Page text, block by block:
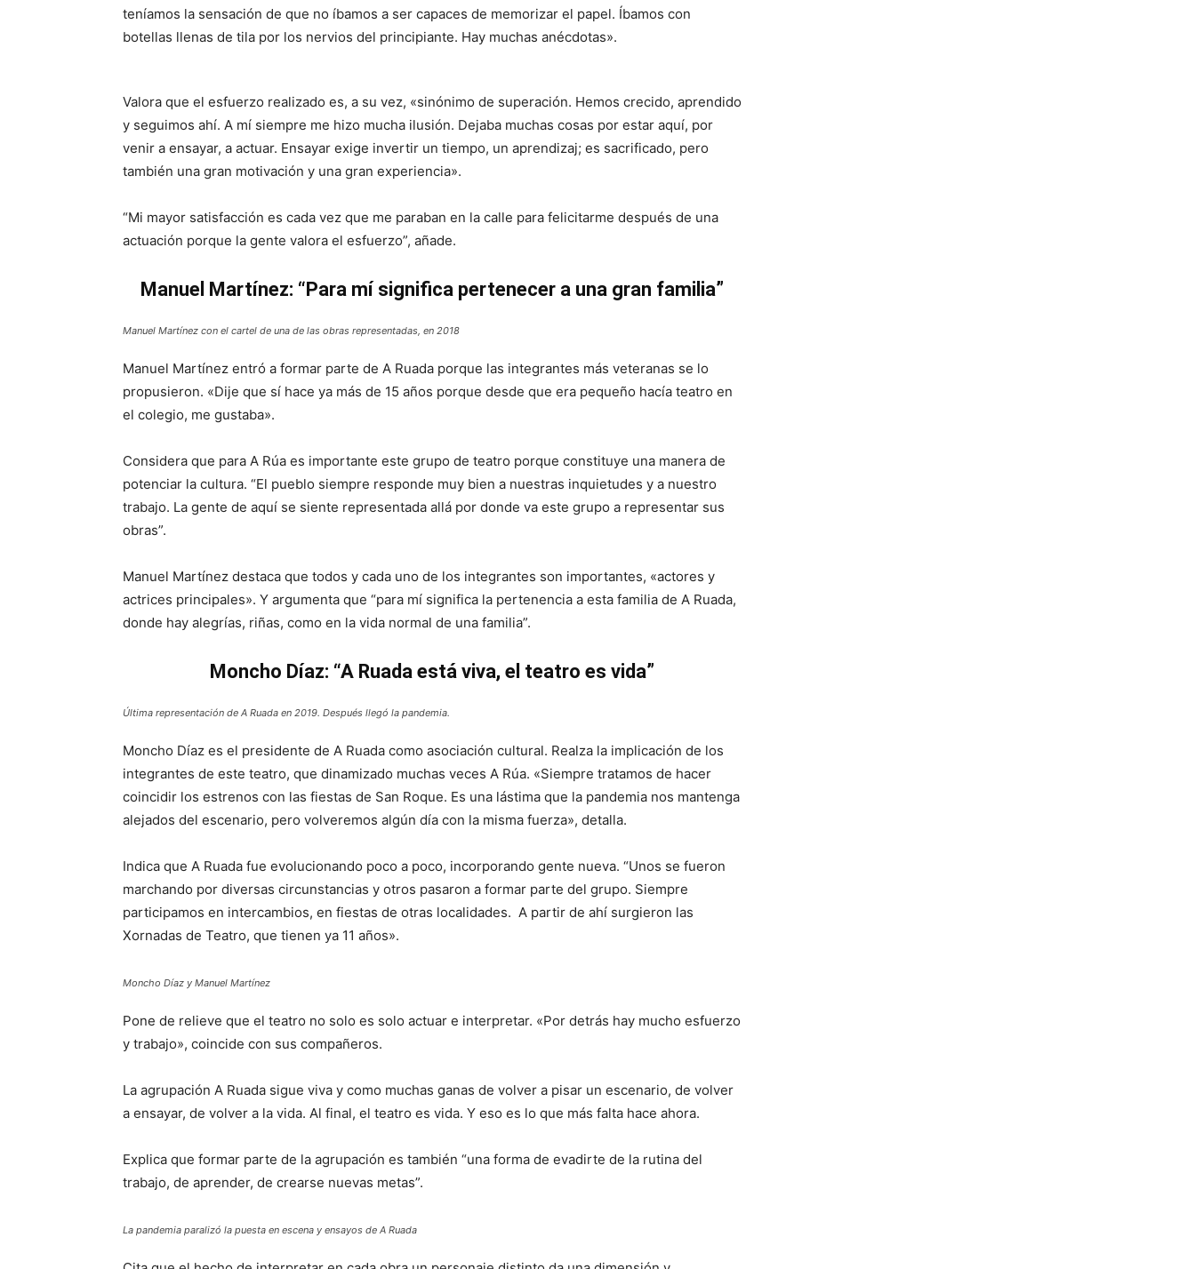
teníamos la sensación de que no íbamos a ser capaces de memorizar el papel. Íbamos con
botellas llenas de tila por los nervios del principiante. Hay muchas anécdotas».
Valora que el esfuerzo realizado es, a su vez, «sinónimo de superación. Hemos crecido, aprendido
y seguimos ahí. A mí siempre me hizo mucha ilusión. Dejaba muchas cosas por estar aquí, por
venir a ensayar, a actuar. Ensayar exige invertir un tiempo, un aprendizaj; es sacrificado, pero
también una gran motivación y una gran experiencia».
“Mi mayor satisfacción es cada vez que me paraban en la calle para felicitarme después de una
actuación porque la gente valora el esfuerzo”, añade.
Manuel Martínez: “Para mí significa pertenecer a una gran familia”
Manuel Martínez con el cartel de una de las obras representadas, en 2018
Manuel Martínez entró a formar parte de A Ruada porque las integrantes más veteranas se lo
propusieron. «Dije que sí hace ya más de 15 años porque desde que era pequeño hacía teatro en
el colegio, me gustaba».
Considera que para A Rúa es importante este grupo de teatro porque constituye una manera de
potenciar la cultura. “El pueblo siempre responde muy bien a nuestras inquietudes y a nuestro
trabajo. La gente de aquí se siente representada allá por donde va este grupo a representar sus
obras”.
Manuel Martínez destaca que todos y cada uno de los integrantes son importantes, «actores y
actrices principales». Y argumenta que “para mí significa la pertenencia a esta familia de A Ruada,
donde hay alegrías, riñas, como en la vida normal de una familia”.
Moncho Díaz: “A Ruada está viva, el teatro es vida”
Última representación de A Ruada en 2019. Después llegó la pandemia.
Moncho Díaz es el presidente de A Ruada como asociación cultural. Realza la implicación de los
integrantes de este teatro, que dinamizado muchas veces A Rúa. «Siempre tratamos de hacer
coincidir los estrenos con las fiestas de San Roque. Es una lástima que la pandemia nos mantenga
alejados del escenario, pero volveremos algún día con la misma fuerza», detalla.
Indica que A Ruada fue evolucionando poco a poco, incorporando gente nueva. “Unos se fueron
marchando por diversas circunstancias y otros pasaron a formar parte del grupo. Siempre
participamos en intercambios, en fiestas de otras localidades. A partir de ahí surgieron las
Xornadas de Teatro, que tienen ya 11 años».
Moncho Díaz y Manuel Martínez
Pone de relieve que el teatro no solo es solo actuar e interpretar. «Por detrás hay mucho esfuerzo
y trabajo», coincide con sus compañeros.
La agrupación A Ruada sigue viva y como muchas ganas de volver a pisar un escenario, de volver
a ensayar, de volver a la vida. Al final, el teatro es vida. Y eso es lo que más falta hace ahora.
Explica que formar parte de la agrupación es también “una forma de evadirte de la rutina del
trabajo, de aprender, de crearse nuevas metas”.
La pandemia paralizó la puesta en escena y ensayos de A Ruada